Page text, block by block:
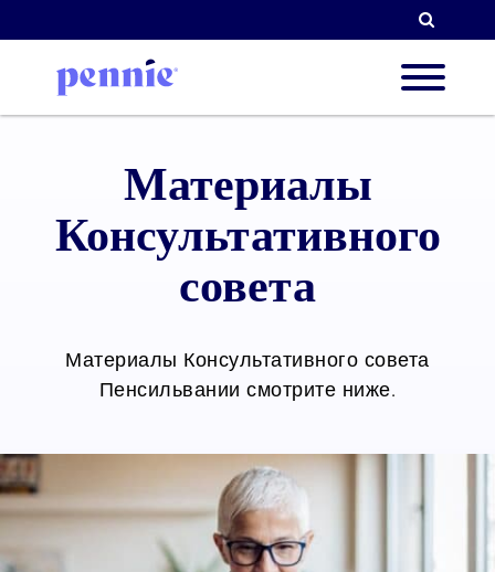
Наши
Материалы
Консультативного
совета
Материалы Консультативного совета
Пенсильвании смотрите ниже.